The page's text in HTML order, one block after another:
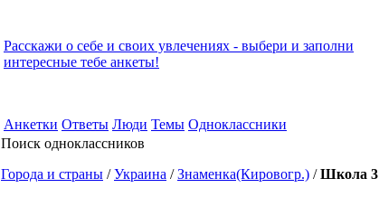
Расскажи о себе и своих увлечениях - выбери и заполни
интересные тебе анкеты!
Анкетки Ответы Люди Темы Одноклассники
Поиск одноклассников
Города и страны /Украина /Знаменка(Кировогр.) /Школа 3